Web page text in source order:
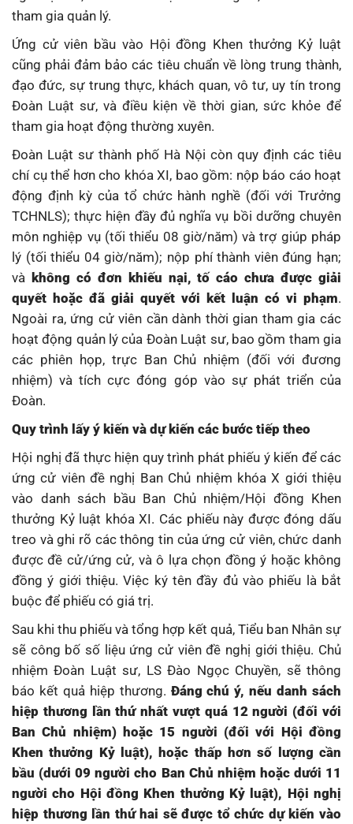
tham gia quản lý.
Ứng cử viên bầu vào Hội đồng Khen thưởng Kỷ luật
cũng phải đảm bảo các tiêu chuẩn về lòng trung thành,
đạo đức, sự trung thực, khách quan, vô tư, uy tín trong
Đoàn Luật sư, và điều kiện về thời gian, sức khỏe để
tham gia hoạt động thường xuyên.
Đoàn Luật sư thành phố Hà Nội còn quy định các tiêu
chí cụ thể hơn cho khóa XI, bao gồm: nộp báo cáo hoạt
động định kỳ của tổ chức hành nghề (đối với Trưởng
TCHNLS); thực hiện đầy đủ nghĩa vụ bồi dưỡng chuyên
môn nghiệp vụ (tối thiểu 08 giờ/năm) và trợ giúp pháp
lý (tối thiểu 04 giờ/năm); nộp phí thành viên đúng hạn;
và không có đơn khiếu nại, tố cáo chưa được giải
quyết hoặc đã giải quyết với kết luận có vi phạm.
Ngoài ra, ứng cử viên cần dành thời gian tham gia các
hoạt động quản lý của Đoàn Luật sư, bao gồm tham gia
các phiên họp, trực Ban Chủ nhiệm (đối với đương
nhiệm) và tích cực đóng góp vào sự phát triển của
Đoàn.
Quy trình lấy ý kiến và dự kiến các bước tiếp theo
Hội nghị đã thực hiện quy trình phát phiếu ý kiến để các
ứng cử viên đề nghị Ban Chủ nhiệm khóa X giới thiệu
vào danh sách bầu Ban Chủ nhiệm/Hội đồng Khen
thưởng Kỷ luật khóa XI. Các phiếu này được đóng dấu
treo và ghi rõ các thông tin của ứng cử viên, chức danh
được đề cử/ứng cử, và ô lựa chọn đồng ý hoặc không
đồng ý giới thiệu. Việc ký tên đầy đủ vào phiếu là bắt
buộc để phiếu có giá trị.
Sau khi thu phiếu và tổng hợp kết quả, Tiểu ban Nhân sự
sẽ công bố số liệu ứng cử viên đề nghị giới thiệu. Chủ
nhiệm Đoàn Luật sư, LS Đào Ngọc Chuyền, sẽ thông
báo kết quả hiệp thương. Đáng chú ý, nếu danh sách
hiệp thương lần thứ nhất vượt quá 12 người (đối với
Ban Chủ nhiệm) hoặc 15 người (đối với Hội đồng
Khen thưởng Kỷ luật), hoặc thấp hơn số lượng cần
bầu (dưới 09 người cho Ban Chủ nhiệm hoặc dưới 11
người cho Hội đồng Khen thưởng Kỷ luật), Hội nghị
hiệp thương lần thứ hai sẽ được tổ chức dự kiến vào